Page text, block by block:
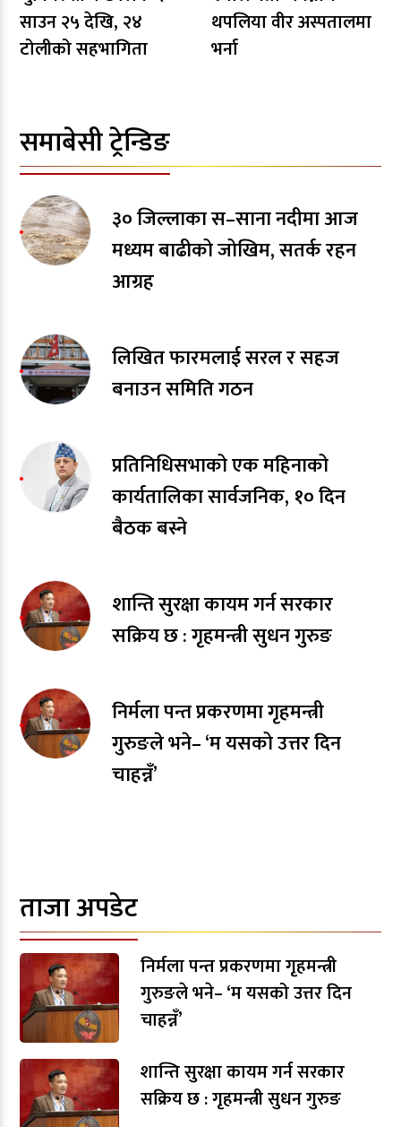
साउन २५ देखि, २४
टोलीको सहभागिता
थपलिया वीर अस्पतालमा
भर्ना
समाबेसी ट्रेन्डिङ
३० जिल्लाका स–साना नदीमा आज
मध्यम बाढीको जोखिम, सतर्क रहन
आग्रह
लिखित फारमलाई सरल र सहज
बनाउन समिति गठन
प्रतिनिधिसभाको एक महिनाको
कार्यतालिका सार्वजनिक, १० दिन
बैठक बस्ने
शान्ति सुरक्षा कायम गर्न सरकार
सक्रिय छ : गृहमन्त्री सुधन गुरुङ
निर्मला पन्त प्रकरणमा गृहमन्त्री
गुरुङले भने– ‘म यसको उत्तर दिन
चाहन्नँ’
ताजा अपडेट
निर्मला पन्त प्रकरणमा गृहमन्त्री
गुरुङले भने– ‘म यसको उत्तर दिन
चाहन्नँ’
शान्ति सुरक्षा कायम गर्न सरकार
सक्रिय छ : गृहमन्त्री सुधन गुरुङ